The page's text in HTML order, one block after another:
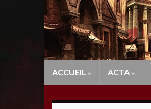
ACCUEIL ACTA